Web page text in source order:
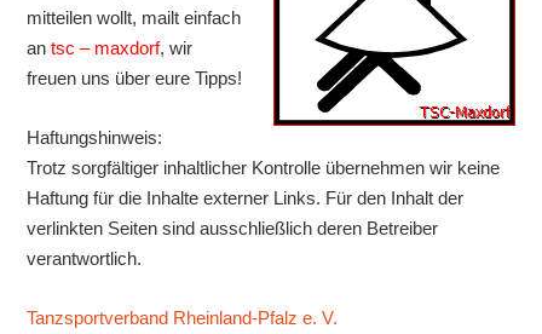
mitteilen wollt, mailt einfach
an tsc – maxdorf, wir
freuen uns über eure Tipps!
Haftungshinweis:
Trotz sorgfältiger inhaltlicher Kontrolle übernehmen wir keine
Haftung für die Inhalte externer Links. Für den Inhalt der
verlinkten Seiten sind ausschließlich deren Betreiber
verantwortlich.
Tanzsportverband Rheinland-Pfalz e. V.